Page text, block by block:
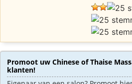
Promoot uw Chinese of Thaise
klanten!